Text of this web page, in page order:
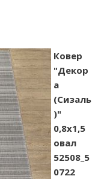
Ковер
"Декор
а
(Сизаль
)"
0,8х1,5
овал
52508_5
0722